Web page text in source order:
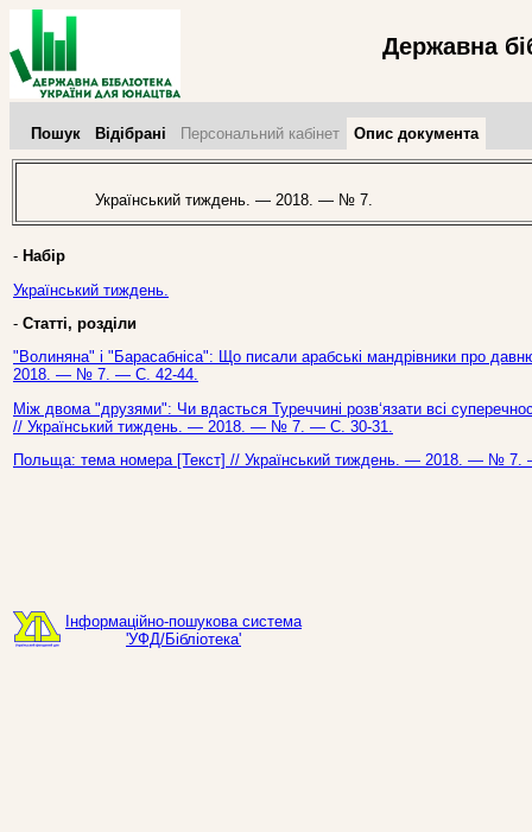
Державна
Пошук Відібрані Персональний кабінет Опис документа
Український тиждень. — 2018. — № 7.
- Набір
Український тиждень.
- Статті, розділи
"Волиняна" і "Барасабніса": Що писали арабські мандрівники про
2018. — № 7. — С. 42-44.
Між двома "друзями": Чи вдасться Туреччині розв‘язати всі
// Український тиждень. — 2018. — № 7. — С. 30-31.
Польща: тема номера [Текст] // Український тиждень. — 2018. — №
Інформаційно-пошукова система
'УФД/Бібліотека'